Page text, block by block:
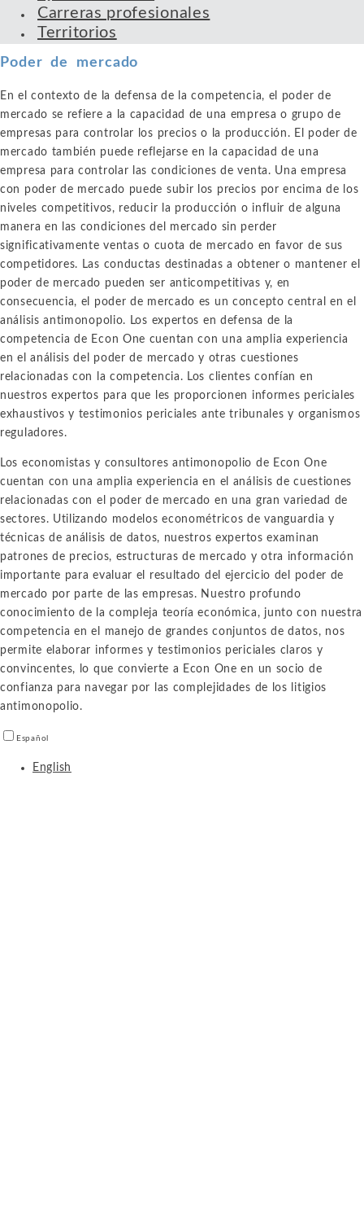
Carreras profesionales
Territorios
Poder de mercado
En el contexto de la defensa de la competencia, el poder de
mercado se refiere a la capacidad de una empresa o grupo de
empresas para controlar los precios o la producción. El poder de
mercado también puede reflejarse en la capacidad de una
empresa para controlar las condiciones de venta. Una empresa
con poder de mercado puede subir los precios por encima de los
niveles competitivos, reducir la producción o influir de alguna
manera en las condiciones del mercado sin perder
significativamente ventas o cuota de mercado en favor de sus
competidores. Las conductas destinadas a obtener o mantener el
poder de mercado pueden ser anticompetitivas y, en
consecuencia, el poder de mercado es un concepto central en el
análisis antimonopolio. Los expertos en defensa de la
competencia de Econ One cuentan con una amplia experiencia
en el análisis del poder de mercado y otras cuestiones
relacionadas con la competencia. Los clientes confían en
nuestros expertos para que les proporcionen informes periciales
exhaustivos y testimonios periciales ante tribunales y organismos
reguladores.
Los economistas y consultores antimonopolio de Econ One
cuentan con una amplia experiencia en el análisis de cuestiones
relacionadas con el poder de mercado en una gran variedad de
sectores. Utilizando modelos econométricos de vanguardia y
técnicas de análisis de datos, nuestros expertos examinan
patrones de precios, estructuras de mercado y otra información
importante para evaluar el resultado del ejercicio del poder de
mercado por parte de las empresas. Nuestro profundo
conocimiento de la compleja teoría económica, junto con nuestra
competencia en el manejo de grandes conjuntos de datos, nos
permite elaborar informes y testimonios periciales claros y
convincentes, lo que convierte a Econ One en un socio de
confianza para navegar por las complejidades de los litigios
antimonopolio.
Español
English